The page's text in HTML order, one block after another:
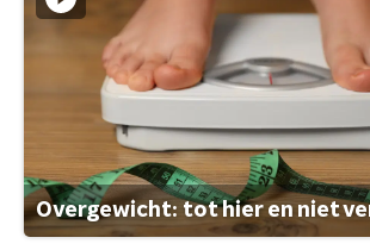
Overgewicht: tot hier en niet